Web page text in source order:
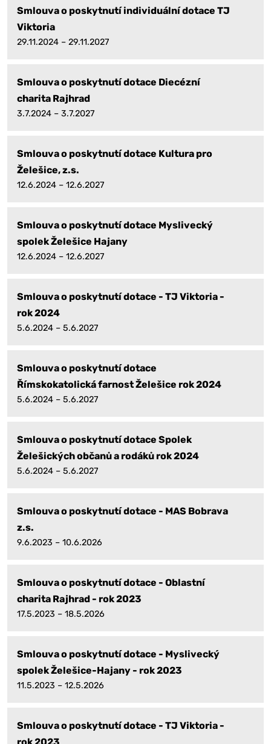
Smlouva o poskytnutí individuální dotace TJ
Viktoria
29.11.2024 – 29.11.2027
Smlouva o poskytnutí dotace Diecézní
charita Rajhrad
3.7.2024 – 3.7.2027
Smlouva o poskytnutí dotace Kultura pro
Želešice, z.s.
12.6.2024 – 12.6.2027
Smlouva o poskytnutí dotace Myslivecký
spolek Želešice Hajany
12.6.2024 – 12.6.2027
Smlouva o poskytnutí dotace - TJ Viktoria -
rok 2024
5.6.2024 – 5.6.2027
Smlouva o poskytnutí dotace
Římskokatolická farnost Želešice rok 2024
5.6.2024 – 5.6.2027
Smlouva o poskytnutí dotace Spolek
Želešických občanů a rodáků rok 2024
5.6.2024 – 5.6.2027
Smlouva o poskytnutí dotace - MAS Bobrava
z.s.
9.6.2023 – 10.6.2026
Smlouva o poskytnutí dotace - Oblastní
charita Rajhrad - rok 2023
17.5.2023 – 18.5.2026
Smlouva o poskytnutí dotace - Myslivecký
spolek Želešice-Hajany - rok 2023
11.5.2023 – 12.5.2026
Smlouva o poskytnutí dotace - TJ Viktoria -